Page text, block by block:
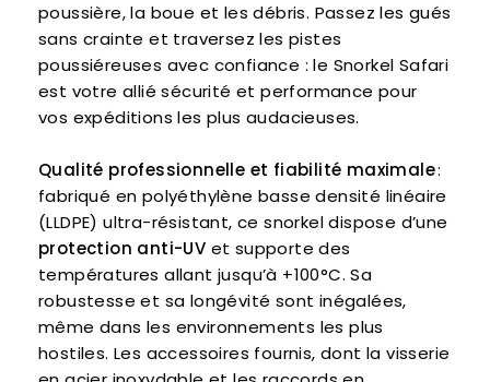
poussière, la boue et les débris. Passez les gués
sans crainte et traversez les pistes
poussiéreuses avec confiance : le Snorkel Safari
est votre allié sécurité et performance pour
vos expéditions les plus audacieuses.
Qualité professionnelle et fiabilité maximale:
fabriqué en polyéthylène basse densité linéaire
(LLDPE) ultra-résistant, ce snorkel dispose d’une
protection anti-UV et supporte des
températures allant jusqu’à +100°C. Sa
robustesse et sa longévité sont inégalées,
même dans les environnements les plus
hostiles. Les accessoires fournis, dont la visserie